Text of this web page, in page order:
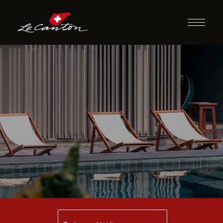
Dezembro